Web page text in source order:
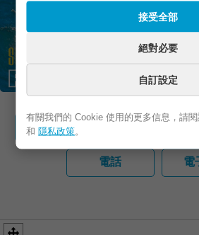
接受全部
絕對必要
自訂設定
有關我們的 Cookie 使用的更多信息，請
和隱私政策。
網站 FB / IG
電話 電